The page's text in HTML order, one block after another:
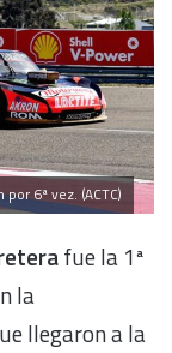
6ª vez. (ACTC)
fue la 1ª
la
llegaron a la